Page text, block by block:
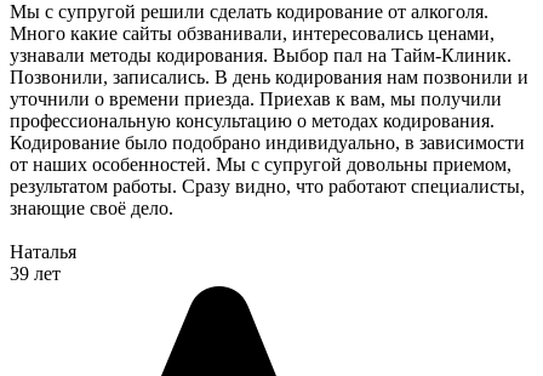
Мы с супругой решили сделать кодирование от алкоголя.
Много какие сайты обзванивали, интересовались ценами,
узнавали методы кодирования. Выбор пал на Тайм-Клиник.
Позвонили, записались. В день кодирования нам позвонили и
уточнили о времени приезда. Приехав к вам, мы получили
профессиональную консультацию о методах кодирования.
Кодирование было подобрано индивидуально, в зависимости
от наших особенностей. Мы с супругой довольны приемом,
результатом работы. Сразу видно, что работают специалисты,
знающие своё дело.
Наталья
39 лет